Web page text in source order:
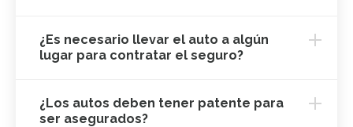
¿Es necesario llevar el auto a algún
lugar para contratar el seguro?
¿Los autos deben tener patente para
ser asegurados?